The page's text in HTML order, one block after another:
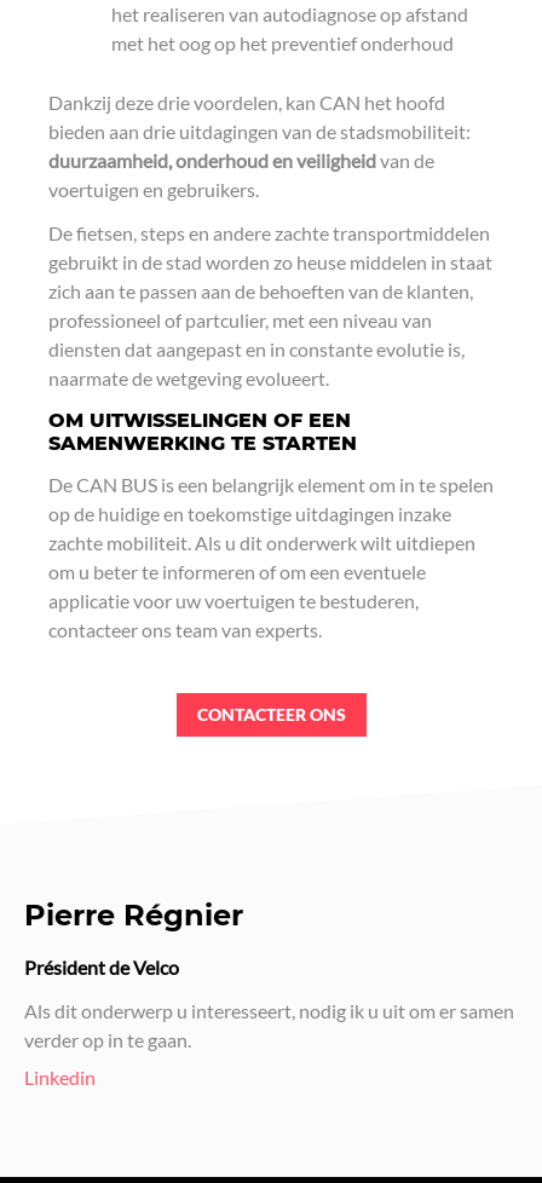
het realiseren van autodiagnose op afstand
met het oog op het preventief onderhoud
Dankzij deze drie voordelen, kan CAN het hoofd
bieden aan drie uitdagingen van de stadsmobiliteit:
duurzaamheid, onderhoud en veiligheidvan de
voertuigen en gebruikers.
De fietsen, steps en andere zachte transportmiddelen
gebruikt in de stad worden zo heuse middelen in staat
zich aan te passen aan de behoeften van de klanten,
professioneel of partculier, met een niveau van
diensten dat aangepast en in constante evolutie is,
naarmate de wetgeving evolueert.
OM UITWISSELINGEN OF EEN
SAMENWERKING TE STARTEN
De CAN BUS is een belangrijk element om in te spelen
op de huidige en toekomstige uitdagingen inzake
zachte mobiliteit. Als u dit onderwerk wilt uitdiepen
om u beter te informeren of om een eventuele
applicatie voor uw voertuigen te bestuderen,
contacteer ons team van experts.
CONTACTEER ONS
Pierre Régnier
Président de Velco
Als dit onderwerp u interesseert, nodig ik u uit om er samen
verder op in te gaan.
Linkedin